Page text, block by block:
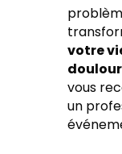
votre
vous
un